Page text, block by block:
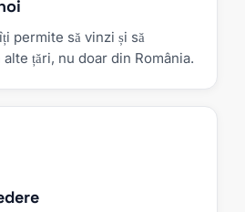
permite să vinzi și să
țări, nu doar din România.